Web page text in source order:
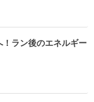
ラン後のエネルギー